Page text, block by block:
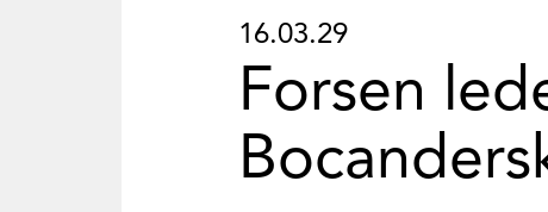
16.03.29
Forsen